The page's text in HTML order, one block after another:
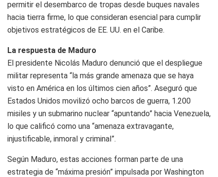
permitir el desembarco de tropas desde buques navales
hacia tierra firme, lo que consideran esencial para cumplir
objetivos estratégicos de EE. UU. en el Caribe.
La respuesta de Maduro
El presidente Nicolás Maduro denunció que el despliegue
militar representa “la más grande amenaza que se haya
visto en América en los últimos cien años”. Aseguró que
Estados Unidos movilizó ocho barcos de guerra, 1.200
misiles y un submarino nuclear “apuntando” hacia Venezuela,
lo que calificó como una “amenaza extravagante,
injustificable, inmoral y criminal”.
Según Maduro, estas acciones forman parte de una
estrategia de “máxima presión” impulsada por Washington